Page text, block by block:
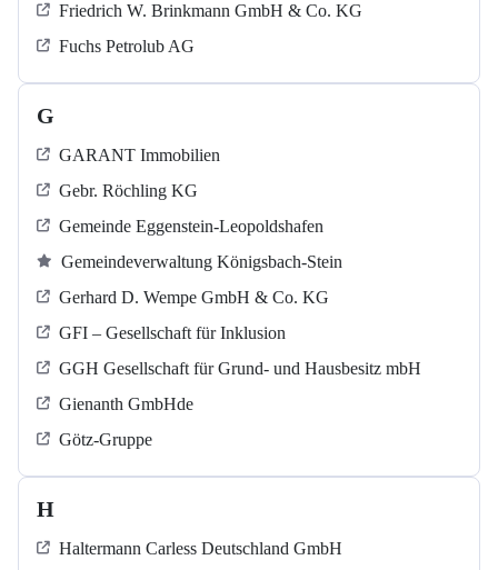
Friedrich W. Brinkmann GmbH & Co. KG
Fuchs Petrolub AG
G
GARANT Immobilien
Gebr. Röchling KG
Gemeinde Eggenstein-Leopoldshafen
Gemeindeverwaltung Königsbach-Stein
Gerhard D. Wempe GmbH & Co. KG
GFI – Gesellschaft für Inklusion
GGH Gesellschaft für Grund- und Hausbesitz mbH
Gienanth GmbHde
Götz-Gruppe
H
Haltermann Carless Deutschland GmbH